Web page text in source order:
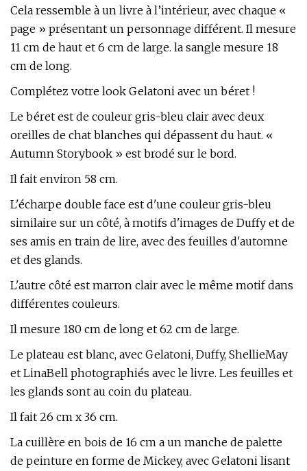
Cela ressemble à un livre à l’intérieur, avec chaque «
page » présentant un personnage différent. Il mesure
11 cm de haut et 6 cm de large. la sangle mesure 18
cm de long.
Complétez votre look Gelatoni avec un béret !
Le béret est de couleur gris-bleu clair avec deux
oreilles de chat blanches qui dépassent du haut. «
Autumn Storybook » est brodé sur le bord.
Il fait environ 58 cm.
L'écharpe double face est d'une couleur gris-bleu
similaire sur un côté, à motifs d'images de Duffy et de
ses amis en train de lire, avec des feuilles d'automne
et des glands.
L'autre côté est marron clair avec le même motif dans
différentes couleurs.
Il mesure 180 cm de long et 62 cm de large.
Le plateau est blanc, avec Gelatoni, Duffy, ShellieMay
et LinaBell photographiés avec le livre. Les feuilles et
les glands sont au coin du plateau.
Il fait 26 cm x 36 cm.
La cuillère en bois de 16 cm a un manche de palette
de peinture en forme de Mickey, avec Gelatoni lisant